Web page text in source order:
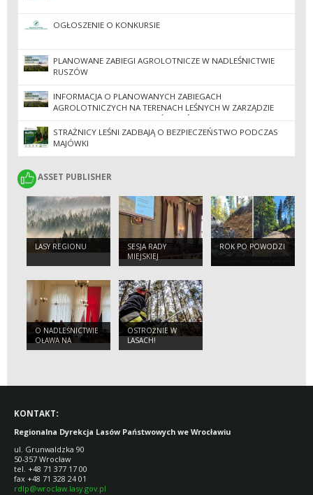
OGŁOSZENIE O KONKURSIE
PLANOWANE ZABIEGI AGROLOTNICZE W NADLEŚNICTWIE
RUSZÓW
INFORMACJA O PLANOWANYCH ZABIEGACH
AGROLOTNICZYCH NA TERENACH LEŚNYCH W ZARZĄDZIE
REGIONALNEJ DYREKCJI LASÓW PAŃSTWOWYCH WE
WROCŁAWIU
STRAŻNICY LEŚNI ZADBAJĄ O BEZPIECZEŃSTWO PODCZAS
MAJÓWKI
ASSET PUBLISHER
ASSET PUBLISHER
LASY REGIONU
SESJA RADY
MIEJSKIEJ
WROCŁAWIA Z
NADLEŚNICZYCH
ROK PO POWODZI
O NADLEŚNICTWIE
OŁAWA NA
POSIEDZENIU
OSTROŻNIE W
LASACH!
KONTAKT:
Regionalna Dyrekcja Lasów Państwowych we Wrocławiu
ul. Grunwaldzka 90
50-357 Wrocław
tel. +48 71 377 17 00
fax +48 71 328 24 01
rdlp@wroclaw.lasy.gov.pl